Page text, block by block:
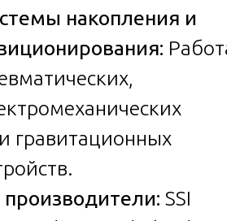
накопления и
гравитационных
SSI